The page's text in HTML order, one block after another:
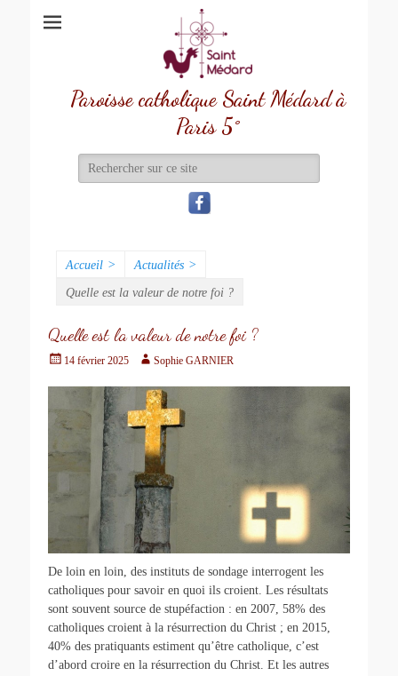
Paroisse catholique Saint Médard à
Paris 5°
Recherche
de:
Accueil > Actualités >
Quelle est la valeur de notre foi ?
Quelle est la valeur de notre foi ?
Écrit14 février 2025 AuteurSophie GARNIER
De loin en loin, des instituts de sondage interrogent les
catholiques pour savoir en quoi ils croient. Les résultats
sont souvent source de stupéfaction : en 2007, 58% des
catholiques croient à la résurrection du Christ ; en 2015,
40% des pratiquants estiment qu’être catholique, c’est
d’abord croire en la résurrection du Christ. Et les autres